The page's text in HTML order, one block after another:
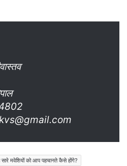
मवेशियों को आप पहचानते कैसे होंगे?